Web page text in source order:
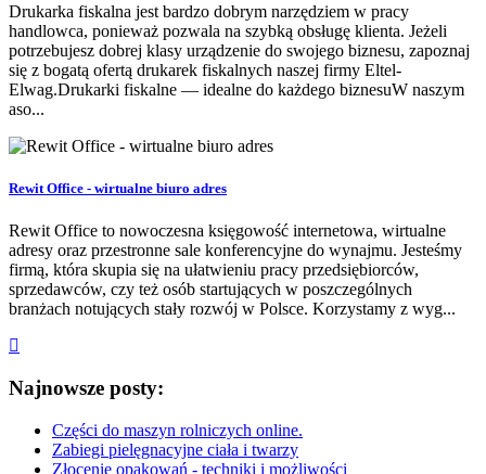
Drukarka fiskalna jest bardzo dobrym narzędziem w pracy
handlowca, ponieważ pozwala na szybką obsługę klienta. Jeżeli
potrzebujesz dobrej klasy urządzenie do swojego biznesu, zapoznaj
się z bogatą ofertą drukarek fiskalnych naszej firmy Eltel-
Elwag.Drukarki fiskalne — idealne do każdego biznesuW naszym
aso...
Rewit Office - wirtualne biuro adres
Rewit Office to nowoczesna księgowość internetowa, wirtualne
adresy oraz przestronne sale konferencyjne do wynajmu. Jesteśmy
firmą, która skupia się na ułatwieniu pracy przedsiębiorców,
sprzedawców, czy też osób startujących w poszczególnych
branżach notujących stały rozwój w Polsce. Korzystamy z wyg...
Najnowsze posty:
Części do maszyn rolniczych online.
Zabiegi pielęgnacyjne ciała i twarzy
Złocenie opakowań - techniki i możliwości